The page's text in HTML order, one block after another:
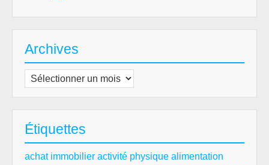
Archives
Archives
Étiquettes
achat immobilier activité physique alimentation